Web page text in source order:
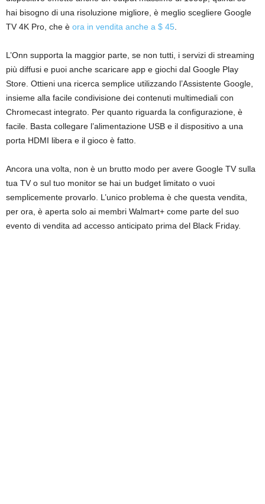
hai bisogno di una risoluzione migliore, è meglio scegliere Google
TV 4K Pro, che è ora in vendita anche a $ 45
L’Onn supporta la maggior parte, se non tutti, i servizi di streaming
più diffusi e puoi anche scaricare app e giochi dal Google Play
Store. Ottieni una ricerca semplice utilizzando l’Assistente Google,
insieme alla facile condivisione dei contenuti multimediali con
Chromecast integrato. Per quanto riguarda la configurazione, è
facile. Basta collegare l’alimentazione USB e il dispositivo a una
porta HDMI libera e il gioco è fatto.
Ancora una volta, non è un brutto modo per avere Google TV sulla
tua TV o sul tuo monitor se hai un budget limitato o vuoi
semplicemente provarlo. L’unico problema è che questa vendita,
per ora, è aperta solo ai membri Walmart+ come parte del suo
evento di vendita ad accesso anticipato prima del Black Friday.